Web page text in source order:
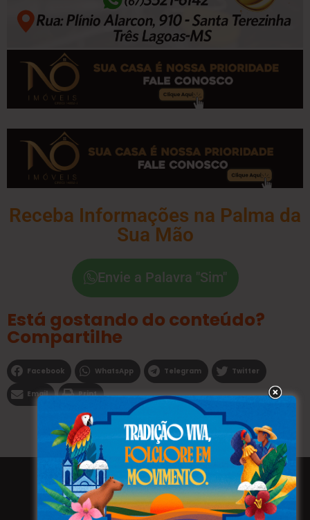
Receba Informações na Palma da
Sua Mão
Envie a Palavra "Sim"
Está gostando do conteúdo?
Compartilhe
Facebook WhatsApp Telegram Twitter
Email Print
Todos os direitos reservados a WEBFAVORITA.COM.BR